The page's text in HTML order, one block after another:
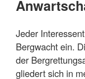
Jeder
Bergwacht ein.
der
gliedert sich in